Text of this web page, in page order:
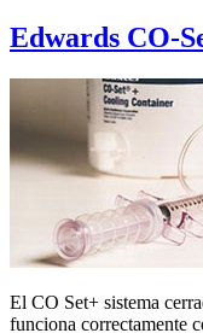
Edwards CO-
El CO Set+ sistema
funciona correctamente